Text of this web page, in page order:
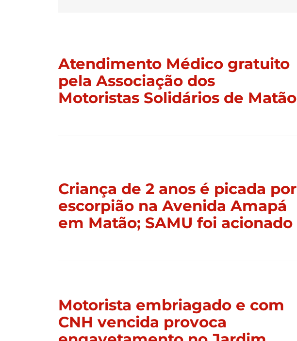
Atendimento Médico gratuito
pela Associação dos
Motoristas Solidários de Matão
Criança de 2 anos é picada por
escorpião na Avenida Amapá
em Matão; SAMU foi acionado
Motorista embriagado e com
CNH vencida provoca